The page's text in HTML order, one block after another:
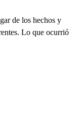
de los hechos y
Lo que ocurrió